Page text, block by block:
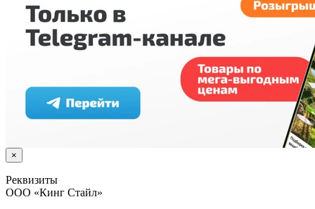
×
Реквизиты
ООО «Кинг Стайл»